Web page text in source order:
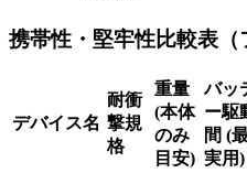
携帯性・堅牢性比較表（
デバイス名
耐衝
撃規
格
重量
(本体
のみ
目安)
バッ
ー駆
間 (
実用)